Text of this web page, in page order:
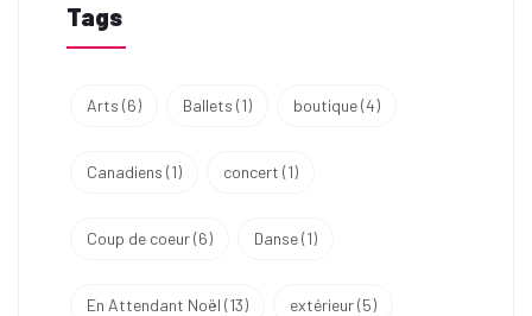
Tags
Arts (6) Ballets (1) boutique(4)
Canadiens (1) concert (1)
Coup de coeur(6) Danse(1)
En Attendant Noël (13) extérieur(5)